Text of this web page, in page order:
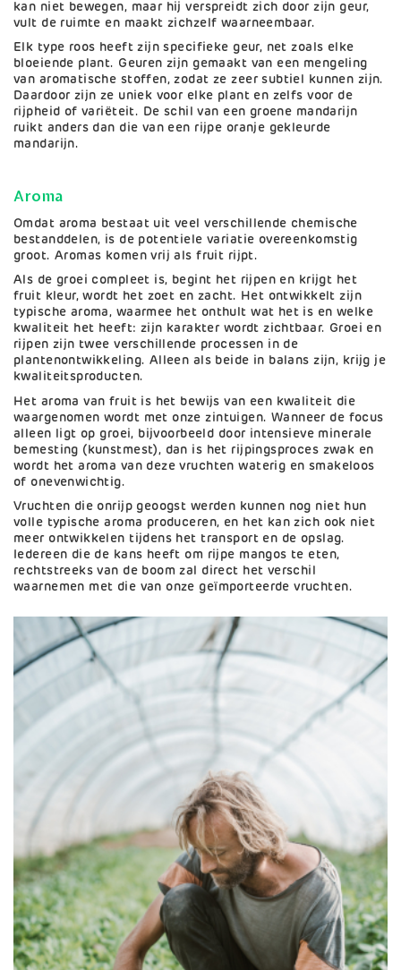
kan niet bewegen, maar hij verspreidt zich door zijn geur,
vult de ruimte en maakt zichzelf waarneembaar.
Elk type roos heeft zijn specifieke geur, net zoals elke
bloeiende plant. Geuren zijn gemaakt van een mengeling
van aromatische stoffen, zodat ze zeer subtiel kunnen zijn.
Daardoor zijn ze uniek voor elke plant en zelfs voor de
rijpheid of variëteit. De schil van een groene mandarijn
ruikt anders dan die van een rijpe oranje gekleurde
mandarijn.
Aroma
Omdat aroma bestaat uit veel verschillende chemische
bestanddelen, is de potentiele variatie overeenkomstig
groot. Aromas komen vrij als fruit rijpt.
Als de groei compleet is, begint het rijpen en krijgt het
fruit kleur, wordt het zoet en zacht. Het ontwikkelt zijn
typische aroma, waarmee het onthult wat het is en welke
kwaliteit het heeft: zijn karakter wordt zichtbaar. Groei en
rijpen zijn twee verschillende processen in de
plantenontwikkeling. Alleen als beide in balans zijn, krijg je
kwaliteitsproducten.
Het aroma van fruit is het bewijs van een kwaliteit die
waargenomen wordt met onze zintuigen. Wanneer de focus
alleen ligt op groei, bijvoorbeeld door intensieve minerale
bemesting (kunstmest), dan is het rijpingsproces zwak en
wordt het aroma van deze vruchten waterig en smakeloos
of onevenwichtig.
Vruchten die onrijp geoogst werden kunnen nog niet hun
volle typische aroma produceren, en het kan zich ook niet
meer ontwikkelen tijdens het transport en de opslag.
Iedereen die de kans heeft om rijpe mangos te eten,
rechtstreeks van de boom zal direct het verschil
waarnemen met die van onze geïmporteerde vruchten.
Afbeelding